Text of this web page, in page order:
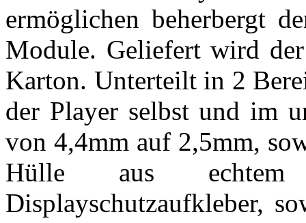
ermöglichen beherbergt
Module. Geliefert wird
Karton. Unterteilt in 2
der Player selbst und im
von 4,4mm auf 2,5mm,
Hülle aus
Displayschutzaufkleber,